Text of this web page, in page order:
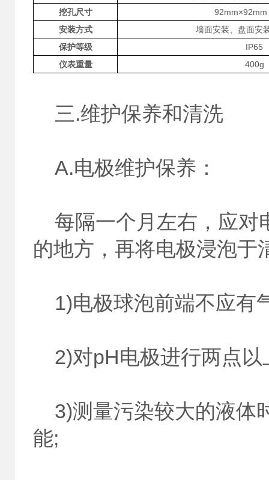
挖孔尺寸
92mm×92mm
安装方式
墙面安装、盘面安
保护等级
IP65
仪表重量
400g
三.维护保养和清洗
A.电极维护保养：
每隔一个月左右，应对
的地方，再将电极浸泡于
1)电极球泡前端不应有
2)对pH电极进行两点以
3)测量污染较大的液体
能;